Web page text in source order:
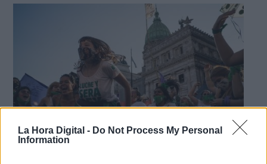
La Hora Digital - Do Not Process My Personal
Information